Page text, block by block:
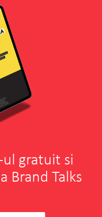
ul gratuit si
Brand Talks